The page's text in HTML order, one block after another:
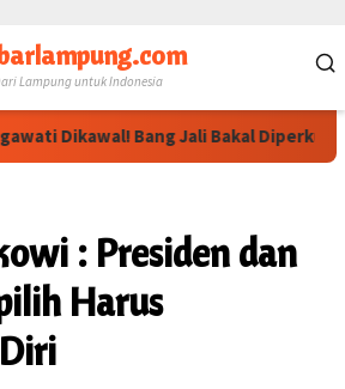
Lampung untuk Indonesia
Dikawal! Bang Jali Bakal Diperkuat
: Presiden dan
Harus